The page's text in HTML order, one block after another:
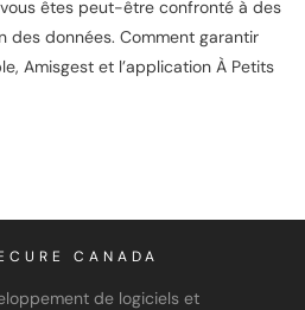
êtes peut-être confronté à des
des données. Comment garantir
Amisgest et l’application À Petits
CANADA
de logiciels et